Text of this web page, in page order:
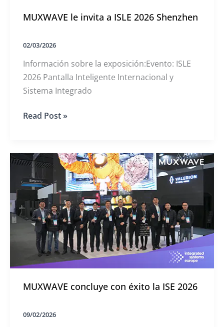
MUXWAVE le invita a ISLE 2026 Shenzhen
02/03/2026
Información sobre la exposición:Evento: ISLE
2026 Pantalla Inteligente Internacional y
Sistema Integrado
MUXWAVE
ISLE
2026
Shenzhen
Read Post »
MUXWAVE concluye con éxito la ISE 2026
09/02/2026